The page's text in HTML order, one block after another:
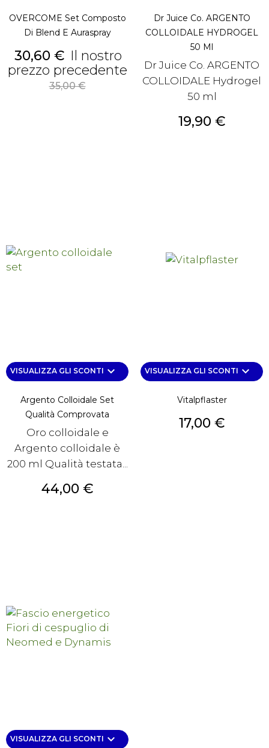
OVERCOME Set Composto
Di Blend E Auraspray
Prezzo
30,60 € Il nostro
prezzo precedente
Prezzo
35,00 €
Dr Juice Co. ARGENTO
COLLOIDALE HYDROGEL
50 Ml
Dr Juice Co. ARGENTO
COLLOIDALE Hydrogel
50 ml
Prezzo
19,90 €
VISUALIZZA GLI SCONTI keyboard_arrow_down
Argento Colloidale Set
Qualità Comprovata
Oro colloidale e
Argento colloidale è
200 ml Qualità testata...
Prezzo
44,00 €
VISUALIZZA GLI SCONTI keyboard_arrow_down
Vitalpflaster
Prezzo
17,00 €
VISUALIZZA GLI SCONTI keyboard_arrow_down